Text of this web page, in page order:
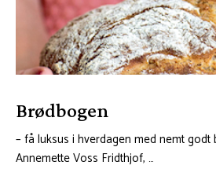
Brødbogen
– få luksus i hverdagen med nemt
Annemette Voss Fridthjof, …